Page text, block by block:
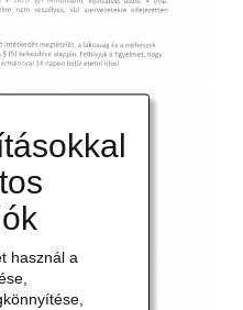
használ a